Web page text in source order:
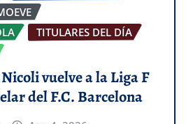
TITULARES DEL DÍA
vuelve a la Liga F
del F.C. Barcelona